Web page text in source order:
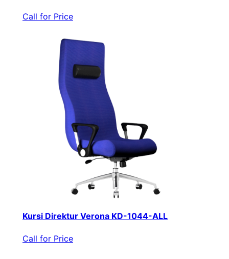
Call for Price
Kursi Direktur Verona KD-1044-ALL
Call for Price